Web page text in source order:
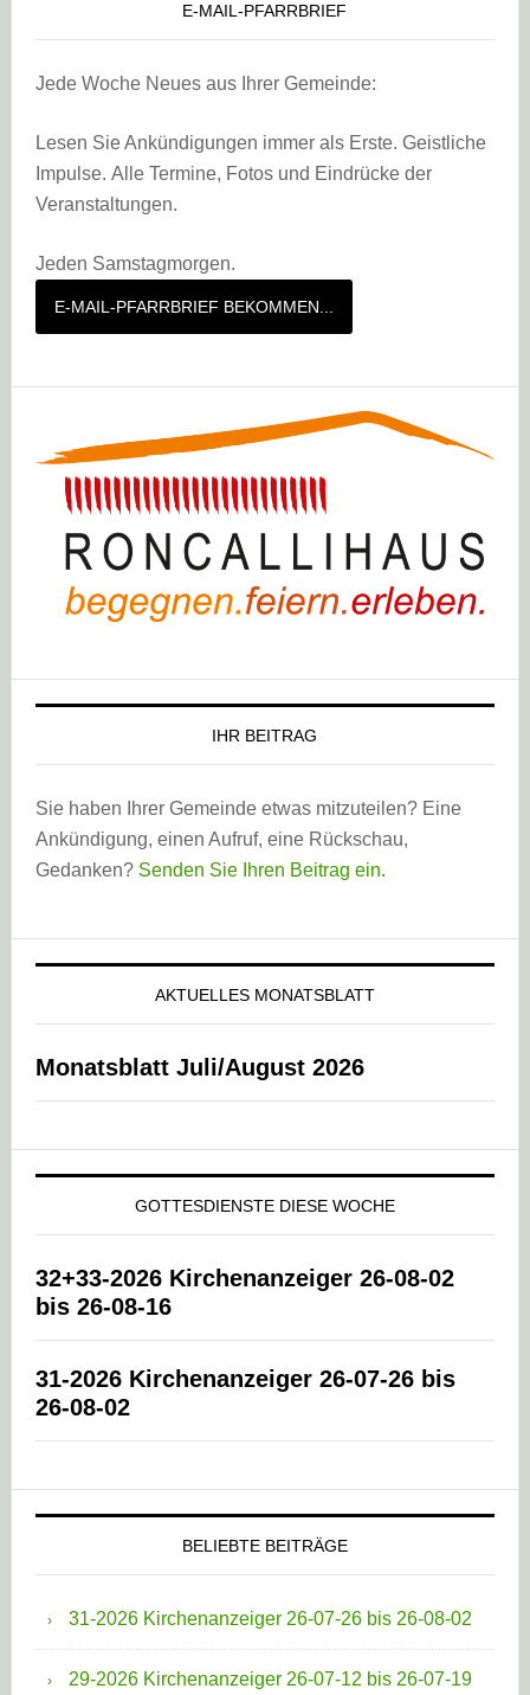
E-MAIL-PFARRBRIEF
Jede Woche Neues aus Ihrer Gemeinde:
Lesen Sie Ankündigungen immer als Erste. Geistliche
Impulse. Alle Termine, Fotos und Eindrücke der
Veranstaltungen.
Jeden Samstagmorgen.
E-MAIL-PFARRBRIEF BEKOMMEN...
IHR BEITRAG
Sie haben Ihrer Gemeinde etwas mitzuteilen? Eine
Ankündigung, einen Aufruf, eine Rückschau,
Gedanken? Senden Sie Ihren Beitrag ein.
AKTUELLES MONATSBLATT
Monatsblatt Juli/August 2026
GOTTESDIENSTE DIESE WOCHE
32+33-2026 Kirchenanzeiger 26-08-02
bis 26-08-16
31-2026 Kirchenanzeiger 26-07-26 bis
26-08-02
BELIEBTE BEITRÄGE
31-2026 Kirchenanzeiger 26-07-26 bis 26-08-02
29-2026 Kirchenanzeiger 26-07-12 bis 26-07-19